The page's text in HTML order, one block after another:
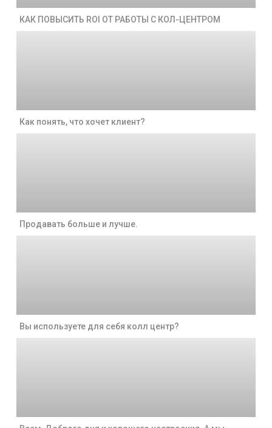
КАК ПОВЫСИТЬ ROI ОТ РАБОТЫ С КОЛ-ЦЕНТРОМ
Как понять, что хочет клиент?
Продавать больше и лучше.
Вы используете для себя колл центр?